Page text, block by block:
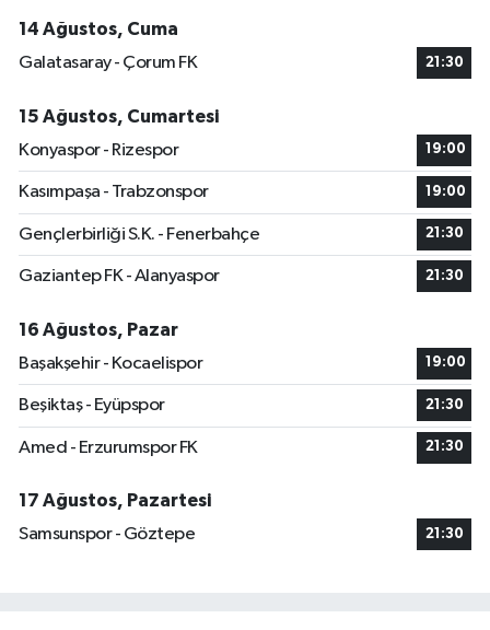
14 Ağustos, Cuma
Galatasaray - Çorum FK
21:30
15 Ağustos, Cumartesi
Konyaspor - Rizespor
19:00
Kasımpaşa - Trabzonspor 19:00
Gençlerbirliği S.K. - Fenerbahçe 21:30
Gaziantep FK - Alanyaspor 21:30
16 Ağustos, Pazar
Başakşehir - Kocaelispor
19:00
Beşiktaş - Eyüpspor 21:30
Amed - Erzurumspor FK 21:30
17 Ağustos, Pazartesi
Samsunspor - Göztepe
21:30